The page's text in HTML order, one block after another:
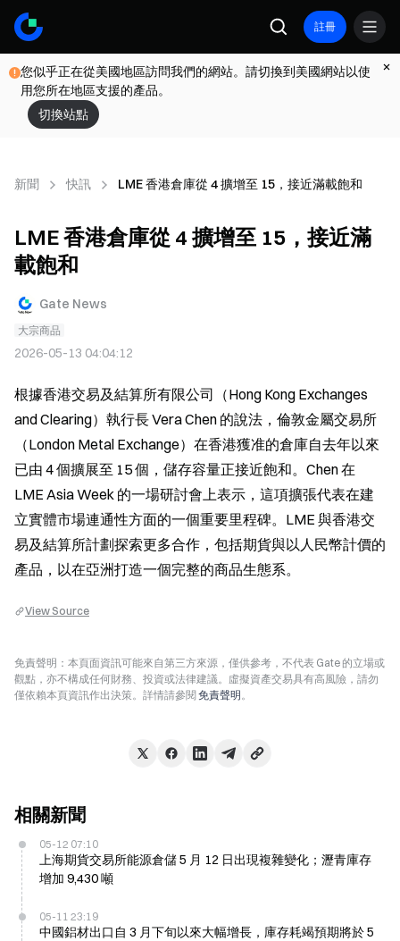
註冊
您似乎正在從美國地區訪問我們的網站。請切換到美國網站以使
用您所在地區支援的產品。
切換站點
新聞 快訊 LME 香港倉庫從 4 擴增至 15，接近滿載飽和
LME 香港倉庫從 4 擴增至 15，接近滿
載飽和
Gate News
大宗商品
2026-05-13 04:04:12
根據香港交易及結算所有限公司（Hong Kong Exchanges
and Clearing）執行長 Vera Chen 的說法，倫敦金屬交易所
（London Metal Exchange）在香港獲准的倉庫自去年以來
已由 4 個擴展至 15 個，儲存容量正接近飽和。Chen 在
LME Asia Week 的一場研討會上表示，這項擴張代表在建
立實體市場連通性方面的一個重要里程碑。LME 與香港交
易及結算所計劃探索更多合作，包括期貨與以人民幣計價的
產品，以在亞洲打造一個完整的商品生態系。
View Source
免責聲明：本頁面資訊可能來自第三方來源，僅供參考，不代表 Gate 的立場或
觀點，亦不構成任何財務、投資或法律建議。虛擬資產交易具有高風險，請勿
僅依賴本頁資訊作出決策。詳情請參閱 免責聲明。
相關新聞
05-12 07:10
上海期貨交易所能源倉儲 5 月 12 日出現複雜變化；瀝青庫存
增加 9,430 噸
05-11 23:19
中國鋁材出口自 3 月下旬以來大幅增長，庫存耗竭預期將於 5